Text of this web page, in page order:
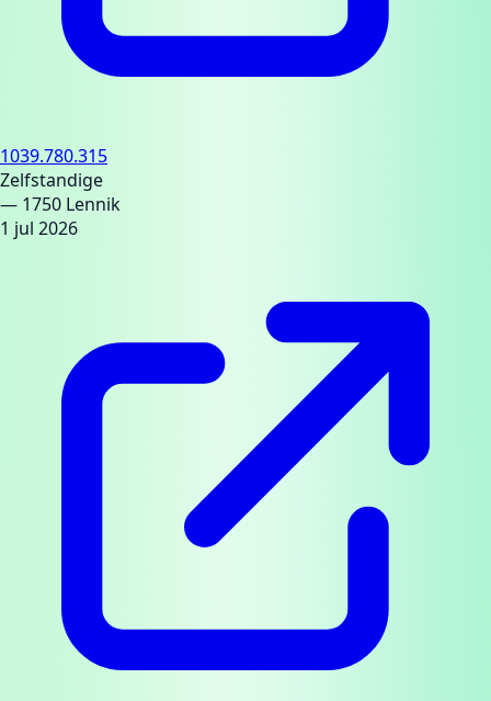
1039.780.315
Zelfstandige
— 1750 Lennik
1 jul 2026